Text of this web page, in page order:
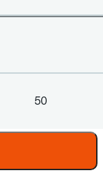
50